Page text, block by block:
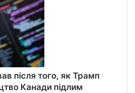
після того, як Трамп
Канади підлим